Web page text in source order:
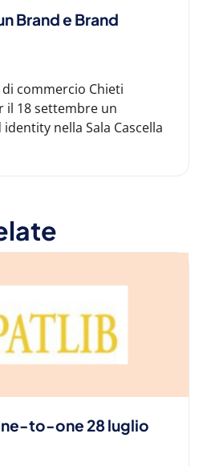
Brand e Brand
commercio Chieti
il 18 settembre un
nella Sala Cascella
to-one 28 luglio